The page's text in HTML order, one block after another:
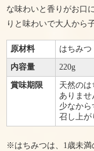
な味わいと香りがお口
りと味わいで大人から
原材料 はちみつ
内容量 220g
賞味期限
天然の
ありま
少なか
召し上が
※はちみつは、1歳未満